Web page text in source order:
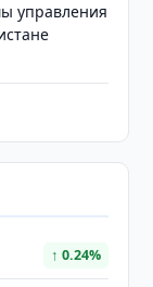
управления
↑ 0.24%